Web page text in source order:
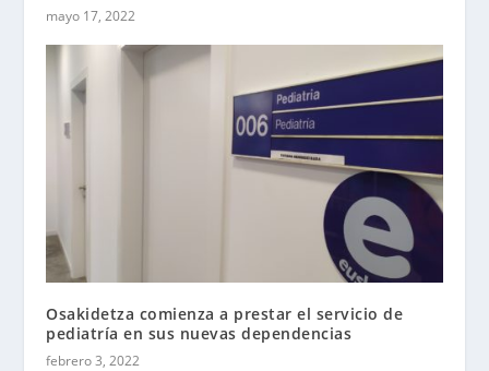
mayo 17, 2022
Osakidetza comienza a prestar el servicio de
pediatría en sus nuevas dependencias
febrero 3, 2022